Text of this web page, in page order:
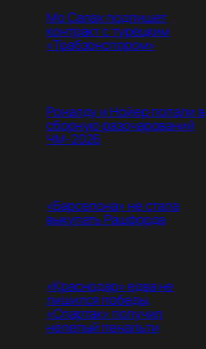
Мо Салах подпишет
контракт с турецким
«Трабзонспором»
Роналду и Нойер попали в
сборную разочарований
ЧМ-2026
«Барселона» не стала
выкупать Рашфорда
«Краснодар» едва не
лишился победы,
«Спартак» получил
нелепый пенальти